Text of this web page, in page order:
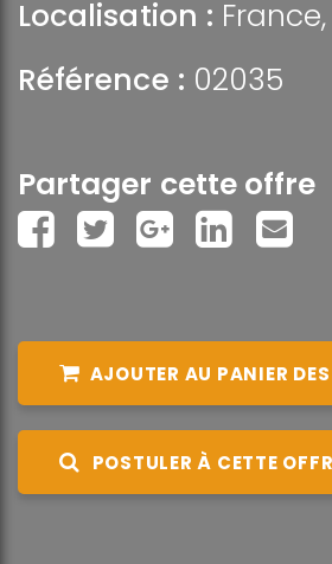
Localisation : France,
Référence : 02035
Partager cette offre
AJOUTER AU PANIER DES
POSTULER À CETTE